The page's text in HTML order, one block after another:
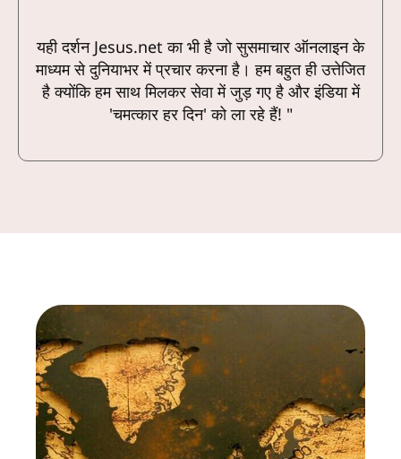
यही दर्शन Jesus.net का भी है जो सुसमाचार ऑनलाइन के
माध्यम से दुनियाभर में प्रचार करना है। हम बहुत ही उत्तेजित
है क्योंकि हम साथ मिलकर सेवा में जुड़ गए है और इंडिया में
'चमत्कार हर दिन' को ला रहे हैं! "